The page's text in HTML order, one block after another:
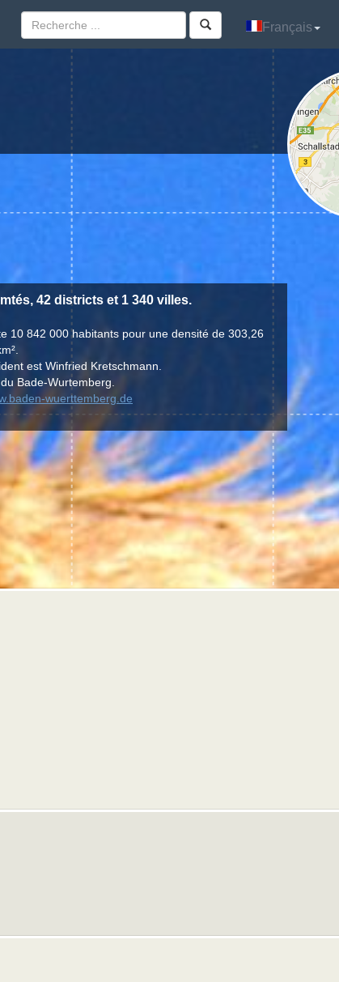
Français
42 districts et 1 340 villes.
10 842 000 habitants pour une densité de 303,26
est Winfried Kretschmann.
Bade-Wurtemberg.
wuerttemberg.de
Français